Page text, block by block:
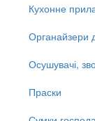
Кухонне
Органайзери
Осушувачі,
Праски